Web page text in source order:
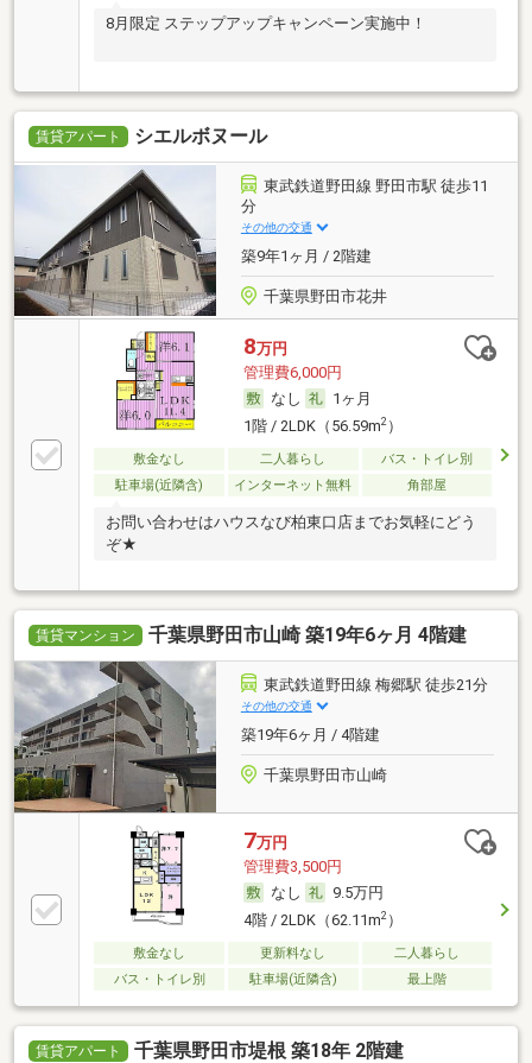
8月限定 ステップアップキャンペーン実施中！
賃貸アパート シエルボヌール
東武鉄道野田線 野田市駅 徒歩11
分
その他の交通
築9年1ヶ月 / 2階建
千葉県野田市花井
8万円
管理費6,000円
なし
1ヶ月
1階 / 2LDK（56.59m2）
敷金なし 二人暮らし
バス・トイレ別
駐車場(近隣含)
インターネット無料 角部屋
お問い合わせはハウスなび柏東口店までお気軽にどう
ぞ★
賃貸マンション 千葉県野田市山崎 築19年6ヶ月 4階建
東武鉄道野田線 梅郷駅 徒歩21分
その他の交通
築19年6ヶ月 / 4階建
千葉県野田市山崎
7万円
管理費3,500円
なし
9.5万円
4階 / 2LDK（62.11m2）
敷金なし 更新料なし
二人暮らし
バス・トイレ別
駐車場(近隣含) 最上階
賃貸アパート 千葉県野田市堤根 築18年 2階建